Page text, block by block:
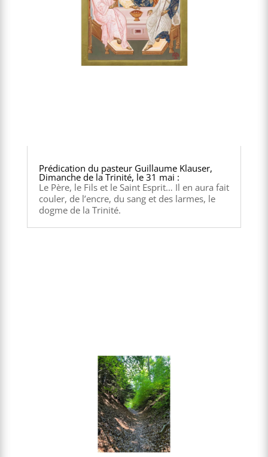
Prédication du pasteur Guillaume Klauser,
Dimanche de la Trinité, le 31 mai :
Le Père, le Fils et le Saint Esprit… Il en aura fait
couler, de l’encre, du sang et des larmes, le
dogme de la Trinité.